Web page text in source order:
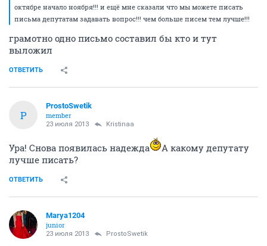
октябре начало ноября!!! и ещё мне сказали что мы можете писать
письма депутатам задавать вопрос!!! чем больше писем тем лучше!!!
грамотно одно письмо составил бы кто и тут
выложил
ОТВЕТИТЬ
P
ProstoSwetik
member
23 июля 2013 Kristinaa
Ура! Снова появилась надежда
А какому депутату
лучше писать?
ОТВЕТИТЬ
Marya1204
junior
23 июля 2013 ProstoSwetik